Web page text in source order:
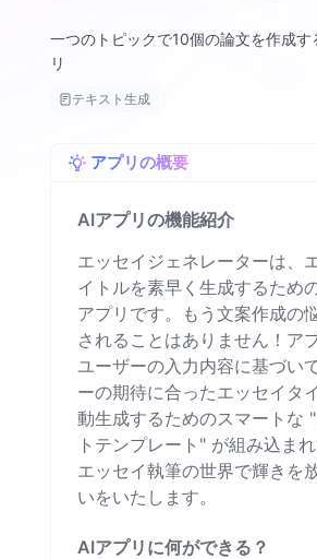
一つのトピックで10個の論文を作成
リ
テキスト生成
アプリの概要
AIアプリの機能紹介
エッセイジェネレーターは、
イトルを素早く生成するため
アプリです。もう文案作成の
されることはありません！ア
ユーザーの入力内容に基づい
ーの期待に合ったエッセイタ
動生成するためのスマートな
トテンプレート" が組み込まれ
エッセイ執筆の世界で輝きを
いをいたします。
AIアプリに何ができる？